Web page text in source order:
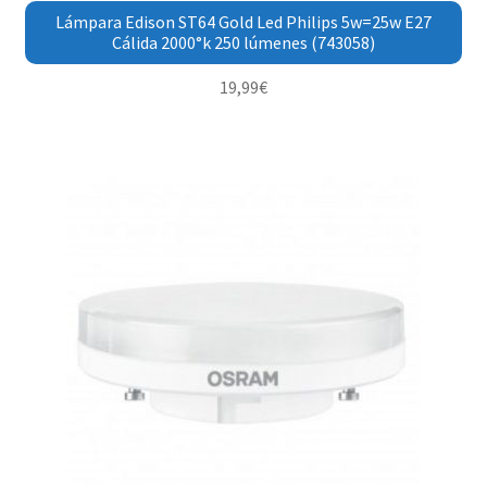
Lámpara Edison ST64 Gold Led Philips 5w=25w E27
Cálida 2000°k 250 lúmenes (743058)
19,99€